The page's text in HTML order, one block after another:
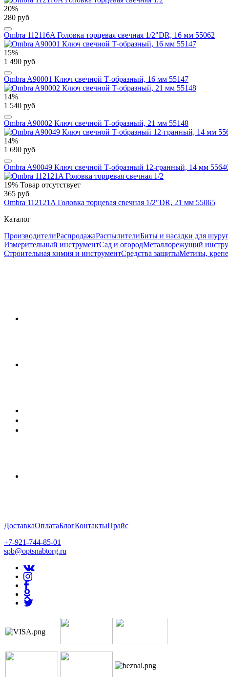
20%
280 руб
Ombra 112116A Головка торцевая свечная 1/2"DR, 16 мм 55062
15%
1 490 руб
Ombra A90001 Ключ свечной Т-образный, 16 мм 55147
14%
1 540 руб
Ombra A90002 Ключ свечной Т-образный, 21 мм 55148
14%
1 690 руб
Ombra A90049 Ключ свечной Т-образный 12-гранный, 14 мм
19% Товар отсутствует
365 руб
Ombra 112121A Головка торцевая свечная 1/2"DR, 21 мм 55065
Каталог
ПроизводителиРаспродажаРаспылителиБиты и насадки для
Измерительный инструментСад и огородМеталлорежущий
Строительная химия и инструментСредства защитыМетизы,
ДоставкаОплатаБлогКонтактыПрайс
+7-921-744-85-01
spb@optsnabtorg.ru